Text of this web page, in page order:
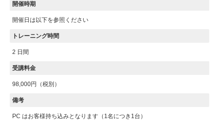
開催時期
開催日は以下を参照ください
トレーニング時間
2 日間
受講料金
98,000円（税別）
備考
PC はお客様持ち込みとなります（1名につき1台）